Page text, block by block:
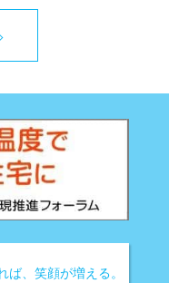
ば、笑顔が増える。